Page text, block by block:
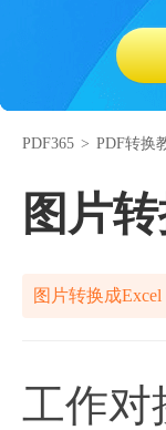
PDF365 > PDF转换
图片
图片转换成Excel
工作对